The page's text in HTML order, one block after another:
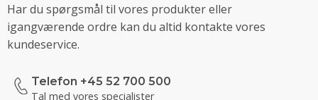
Har du spørgsmål til vores produkter eller
igangværende ordre kan du altid kontakte vores
kundeservice.
Telefon +45 52 700 500
Tal med vores specialister